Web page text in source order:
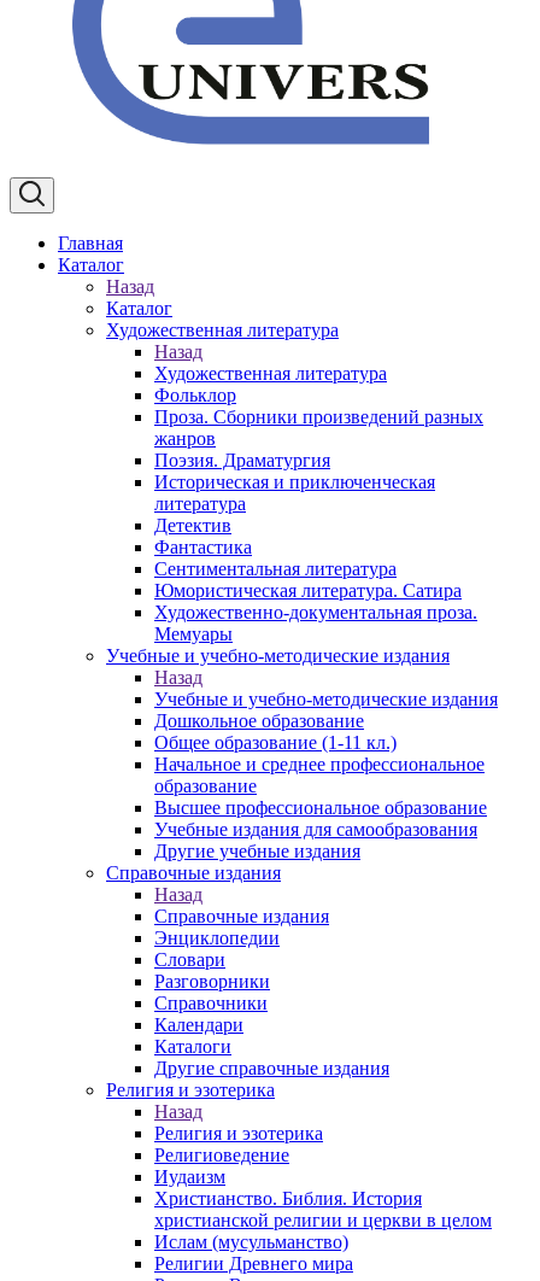
Главная
Каталог
Назад
Каталог
Художественная литература
Назад
Художественная литература
Фольклор
Проза. Сборники произведений разных
жанров
Поэзия. Драматургия
Историческая и приключенческая
литература
Детектив
Фантастика
Сентиментальная литература
Юмористическая литература. Сатира
Художественно-документальная проза.
Мемуары
Учебные и учебно-методические издания
Назад
Учебные и учебно-методические издания
Дошкольное образование
Общее образование (1-11 кл.)
Начальное и среднее профессиональное
образование
Высшее профессиональное образование
Учебные издания для самообразования
Другие учебные издания
Справочные издания
Назад
Справочные издания
Энциклопедии
Словари
Разговорники
Справочники
Календари
Каталоги
Другие справочные издания
Религия и эзотерика
Назад
Религия и эзотерика
Религиоведение
Иудаизм
Христианство. Библия. История
христианской религии и церкви в целом
Ислам (мусульманство)
Религии Древнего мира